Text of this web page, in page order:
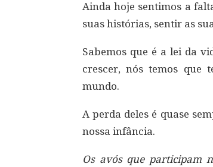
Ainda hoje sentimos a
suas histórias, sentir as
Sabemos que é a lei da
crescer, nós temos que
mundo.
A perda deles é quase
nossa infância.
Os avós que participam